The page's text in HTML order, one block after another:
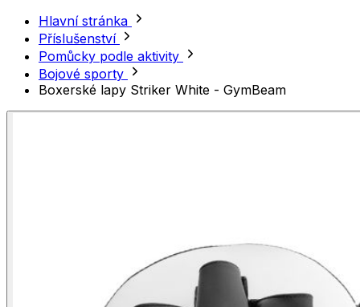
Hlavní stránka
Příslušenství
Pomůcky podle aktivity
Bojové sporty
Boxerské lapy Striker White - GymBeam